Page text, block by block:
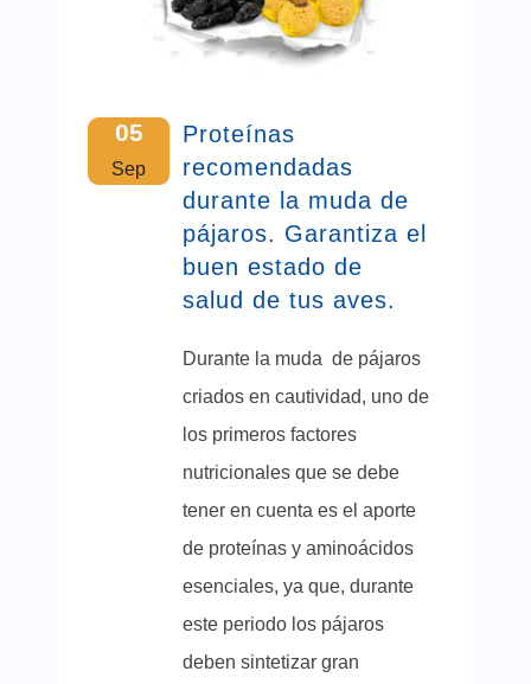
05
Sep
Proteínas
recomendadas
durante la muda de
pájaros. Garantiza el
buen estado de
salud de tus aves.
Durante la muda de pájaros
criados en cautividad, uno de
los primeros factores
nutricionales que se debe
tener en cuenta es el aporte
de proteínas y aminoácidos
esenciales, ya que, durante
este periodo los pájaros
deben sintetizar gran